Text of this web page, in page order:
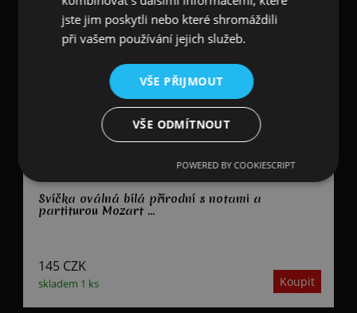
Svíčka oválná bílá přírodní s notami a
partiturou Mozart ...
skladem 1 ks
145 CZK
jste jim poskytli nebo které shromáždili
při vašem používání jejich služeb.
VŠE PŘIJMOUT
VŠE ODMÍTNOUT
POWERED BY COOKIESCRIPT